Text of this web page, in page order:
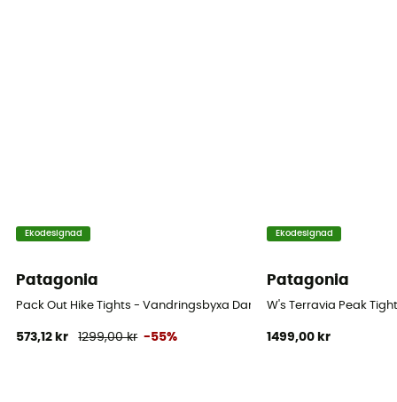
Ekodesignad
Patagonia
Pack Out Hike Tights - Vandringsbyxa Dam
573,12 kr 1299,00 kr -55%
Ekodesignad
Patagonia
W's Terravia Peak
1499,00 kr